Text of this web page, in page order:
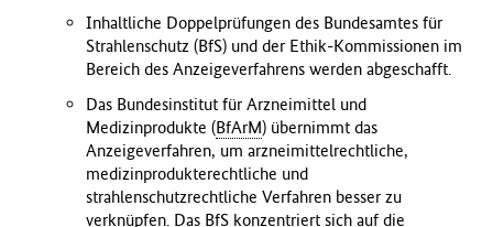
Inhaltliche Doppelprüfungen des Bundesamtes für
Strahlenschutz (BfS) und der Ethik-Kommissionen im
Bereich des Anzeigeverfahrens werden abgeschafft.
Das Bundesinstitut für Arzneimittel und
Medizinprodukte (BfArM) übernimmt das
Anzeigeverfahren, um arzneimittelrechtliche,
medizinprodukterechtliche und
strahlenschutzrechtliche Verfahren besser zu
verknüpfen. Das BfS konzentriert sich auf die